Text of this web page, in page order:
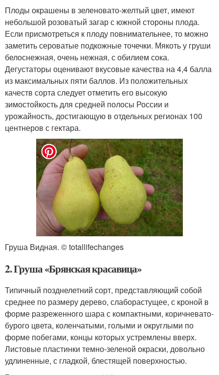
Плоды окрашены в зеленовато-желтый цвет, имеют
небольшой розоватый загар с южной стороны плода.
Если присмотреться к плоду повнимательнее, то можно
заметить сероватые подкожные точечки. Мякоть у груши
белоснежная, очень нежная, с обилием сока.
Дегустаторы оценивают вкусовые качества на 4,4 балла
из максимальных пяти баллов. Из положительных
качеств сорта следует отметить его высокую
зимостойкость для средней полосы России и
урожайность, достигающую в отдельных регионах 100
центнеров с гектара.
Груша Видная. © totallifechanges
2. Груша «Брянская красавица»
Типичный позднелетний сорт, представляющий собой
среднее по размеру дерево, слаборастущее, с кроной в
форме разреженного шара с компактными, коричневато-
бурого цвета, коленчатыми, голыми и округлыми по
форме побегами, концы которых устремлены вверх.
Листовые пластинки темно-зеленой окраски, довольно
удлиненные, с гладкой, блестящей поверхностью.